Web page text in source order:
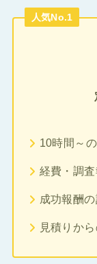
人気No.1
10時間～
経費・調
成功報酬
見積りか